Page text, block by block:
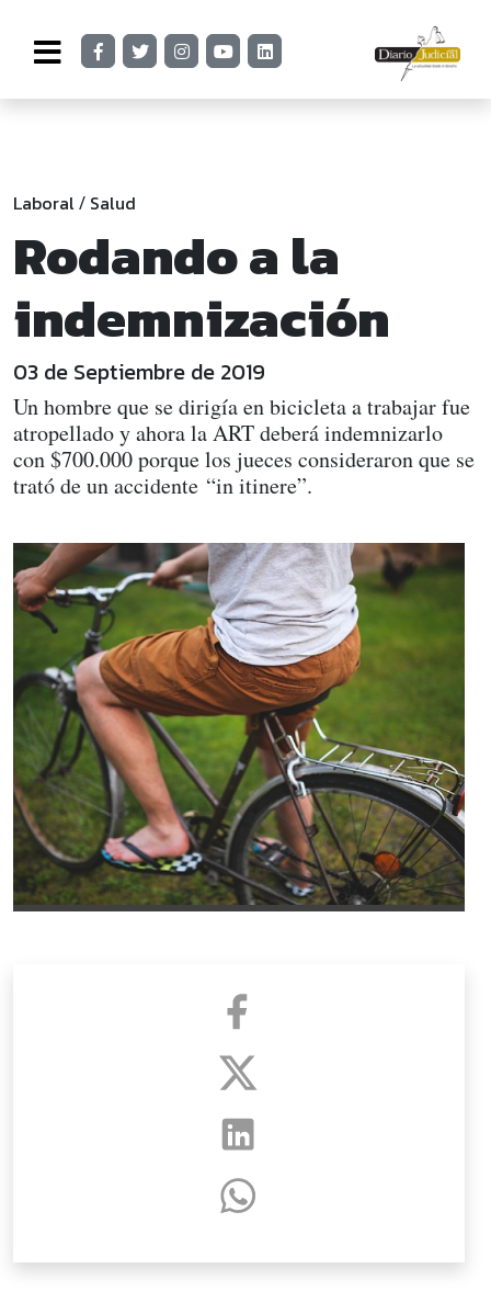
Laboral/ Salud
Rodando a la
indemnización
03 de Septiembre de 2019
Un hombre que se dirigía en bicicleta a trabajar fue
atropellado y ahora la ART deberá indemnizarlo
con $700.000 porque los jueces consideraron que se
trató de un accidente “in itinere”.